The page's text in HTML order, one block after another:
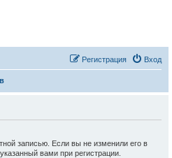
Вход
Регистрация
записью. Если вы не изменили его в
вами при регистрации.